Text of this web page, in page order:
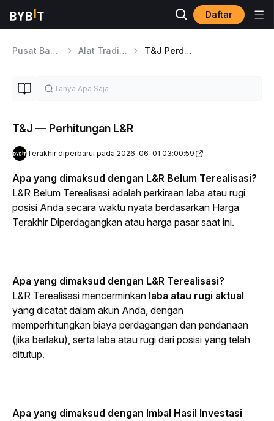
Daftar
Pusat Bantuan Alat Trading T&J Perdagangan
T&J — Perhitungan L&R
Terakhir diperbarui pada 2026-06-01 03:00:59
Apa yang dimaksud dengan L&R Belum Terealisasi?
L&R Belum Terealisasi adalah perkiraan laba atau rugi
posisi Anda secara waktu nyata berdasarkan Harga
Terakhir Diperdagangkan atau harga pasar saat ini.
Apa yang dimaksud dengan L&R Terealisasi?
L&R Terealisasi mencerminkan laba atau rugi aktual
yang dicatat dalam akun Anda, dengan
memperhitungkan biaya perdagangan dan pendanaan
(jika berlaku), serta laba atau rugi dari posisi yang telah
ditutup.
Apa yang dimaksud dengan Imbal Hasil Investasi